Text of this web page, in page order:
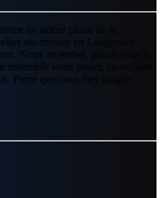
un acteur phare de la
sur-mesure en Languedoc-
Notre expertise, placée sous le
ensemble votre projet, en veillant
Parce que vous êtes unique,